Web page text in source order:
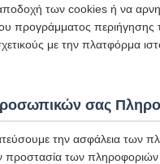
των cookies ή να
προγράμματος
με την πλατφόρμα
σας
την ασφάλεια των
προστασία των